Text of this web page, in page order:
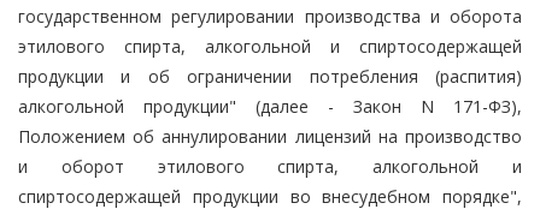
государственном регулировании производства и оборота
этилового спирта, алкогольной и спиртосодержащей
продукции и об ограничении потребления (распития)
алкогольной продукции" (далее - Закон N 171-ФЗ),
Положением об аннулировании лицензий на производство
и оборот этилового спирта, алкогольной и
спиртосодержащей продукции во внесудебном порядке",